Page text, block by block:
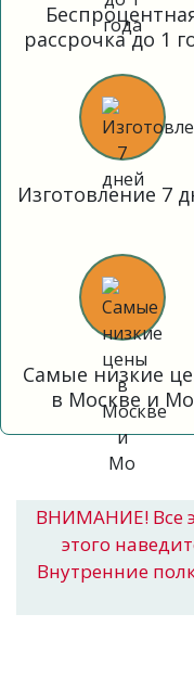
рассрочка до 1
Изготовление 7
Самые низкие
в Москве и Мо
ВНИМАНИЕ! Все
этого
Внутренние